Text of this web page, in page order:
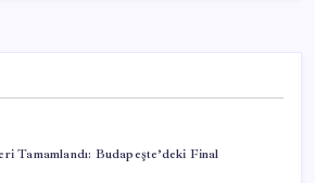
Tamamlandı: Budapeşte’deki Final